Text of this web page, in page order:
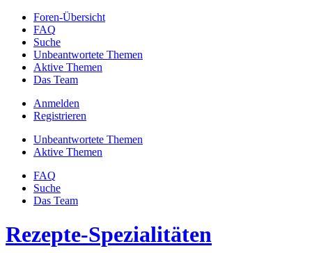
Foren-Übersicht
FAQ
Suche
Unbeantwortete Themen
Aktive Themen
Das Team
Anmelden
Registrieren
Unbeantwortete Themen
Aktive Themen
FAQ
Suche
Das Team
Rezepte-Spezialitäten